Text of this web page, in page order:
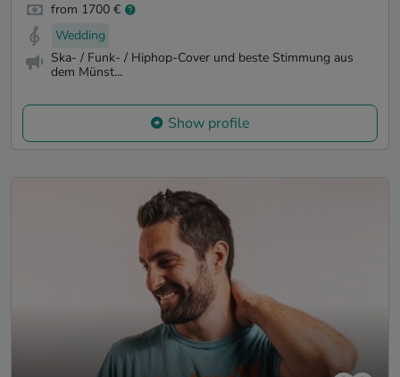
from 1700 €
Wedding
Ska- / Funk- / Hiphop-Cover und beste Stimmung aus
dem Münst...
Show profile